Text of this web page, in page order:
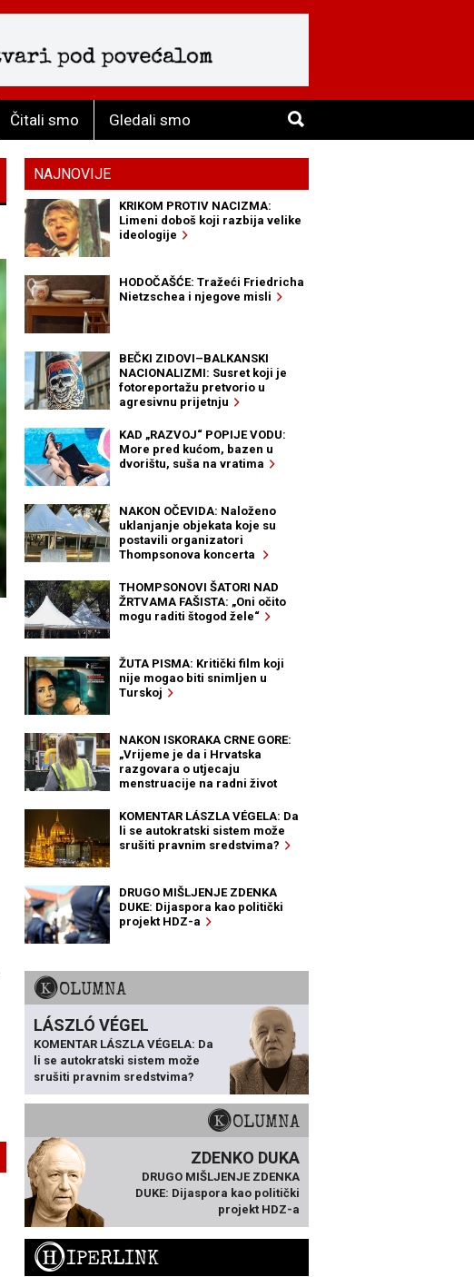
Čitali smo Gledali smo
NAJNOVIJE
KRIKOM PROTIV NACIZMA:
Limeni doboš koji razbija velike
ideologije
HODOČAŠĆE: Tražeći Friedricha
Nietzschea i njegove misli
BEČKI ZIDOVI–BALKANSKI
NACIONALIZMI: Susret koji je
fotoreportažu pretvorio u
agresivnu prijetnju
KAD „RAZVOJ“ POPIJE VODU:
More pred kućom, bazen u
dvorištu, suša na vratima
NAKON OČEVIDA: Naloženo
uklanjanje objekata koje su
postavili organizatori
Thompsonova koncerta
THOMPSONOVI ŠATORI NAD
ŽRTVAMA FAŠISTA: „Oni očito
mogu raditi štogod žele“
ŽUTA PISMA: Kritički film koji
nije mogao biti snimljen u
Turskoj
NAKON ISKORAKA CRNE GORE:
„Vrijeme je da i Hrvatska
razgovara o utjecaju
menstruacije na radni život
KOMENTAR LÁSZLA VÉGELA: Da
li se autokratski sistem može
srušiti pravnim sredstvima?
DRUGO MIŠLJENJE ZDENKA
DUKE: Dijaspora kao politički
projekt HDZ-a
KOLUMNA
LÁSZLÓ VÉGEL
KOMENTAR LÁSZLA VÉGELA: Da
li se autokratski sistem može
srušiti pravnim sredstvima?
KOLUMNA
ZDENKO DUKA
DRUGO MIŠLJENJE ZDENKA
DUKE: Dijaspora kao politički
projekt HDZ-a
HIPERLINK